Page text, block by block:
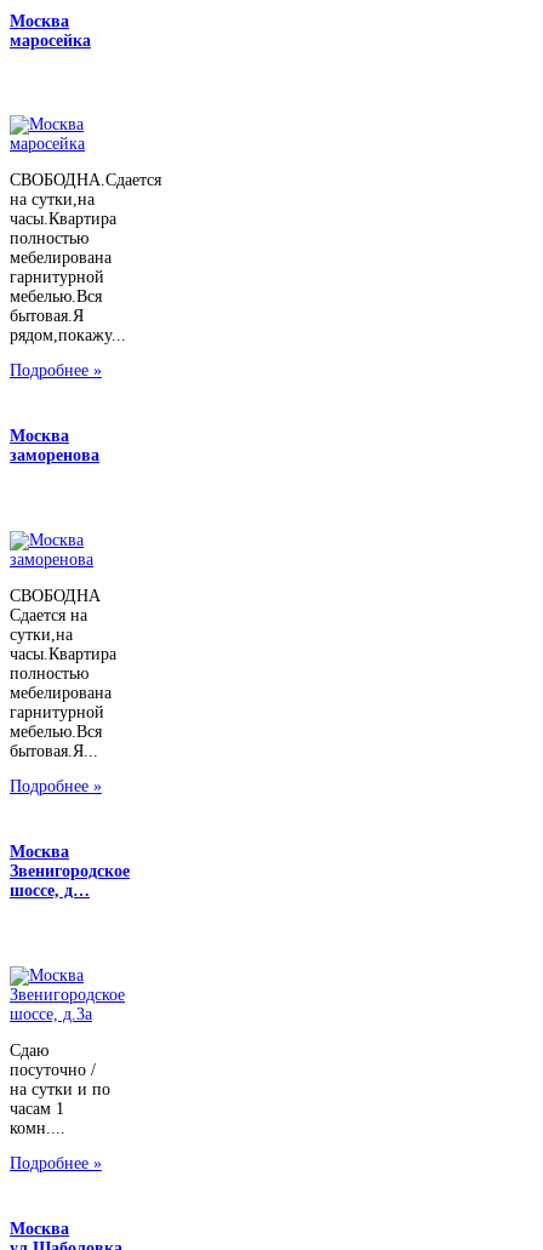
Москва
маросейка
СВОБОДНА.Сдается
на сутки,на
часы.Квартира
полностью
мебелирована
гарнитурной
мебелью.Вся
бытовая.Я
рядом,покажу...
Подробнее »
Москва
заморенова
СВОБОДНА
Сдается на
сутки,на
часы.Квартира
полностью
мебелирована
гарнитурной
мебелью.Вся
бытовая.Я...
Подробнее »
Москва
Звенигородское
шоссе, д…
Сдаю
посуточно /
на сутки и по
часам 1
комн....
Подробнее »
Москва